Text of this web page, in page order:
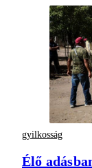
gyilkosság
Élő